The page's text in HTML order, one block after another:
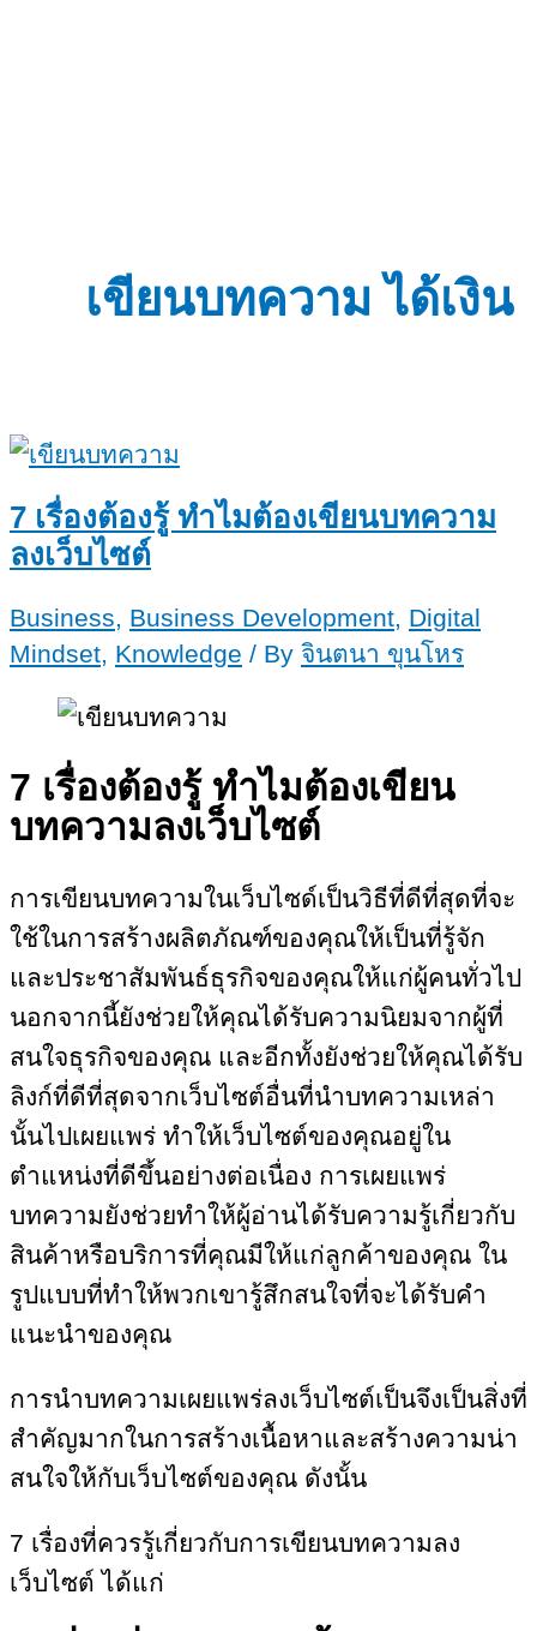
เขียนบทความ ได้เงิน
7 เรื่องต้องรู้ ทำไมต้องเขียนบทความ
ลงเว็บไซต์
Business, Business Development, Digital
Mindset, Knowledge / By จินตนา ขุนโหร
7 เรื่องต้องรู้ ทำไมต้องเขียน
บทความลงเว็บไซต์
การเขียนบทความในเว็บไซด์เป็นวิธีที่ดีที่สุดที่จะ
ใช้ในการสร้างผลิตภัณฑ์ของคุณให้เป็นที่รู้จัก
และประชาสัมพันธ์ธุรกิจของคุณให้แก่ผู้คนทั่วไป
นอกจากนี้ยังช่วยให้คุณได้รับความนิยมจากผู้ที่
สนใจธุรกิจของคุณ และอีกทั้งยังช่วยให้คุณได้รับ
ลิงก์ที่ดีที่สุดจากเว็บไซต์อื่นที่นำบทความเหล่า
นั้นไปเผยแพร่ ทำให้เว็บไซต์ของคุณอยู่ใน
ตำแหน่งที่ดีขึ้นอย่างต่อเนื่อง การเผยแพร่
บทความยังช่วยทำให้ผู้อ่านได้รับความรู้เกี่ยวกับ
สินค้าหรือบริการที่คุณมีให้แก่ลูกค้าของคุณ ใน
รูปแบบที่ทำให้พวกเขารู้สึกสนใจที่จะได้รับคำ
แนะนำของคุณ
การนำบทความเผยแพร่ลงเว็บไซต์เป็นจึงเป็นสิ่งที่
สำคัญมากในการสร้างเนื้อหาและสร้างความน่า
สนใจให้กับเว็บไซต์ของคุณ ดังนั้น
7 เรื่องที่ควรรู้เกี่ยวกับการเขียนบทความลง
เว็บไซต์ ได้แก่